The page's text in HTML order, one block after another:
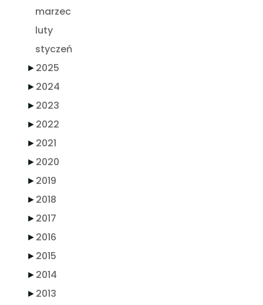
marzec
luty
styczeń
►2025
►2024
►2023
►2022
►2021
►2020
►2019
►2018
►2017
►2016
►2015
►2014
►2013